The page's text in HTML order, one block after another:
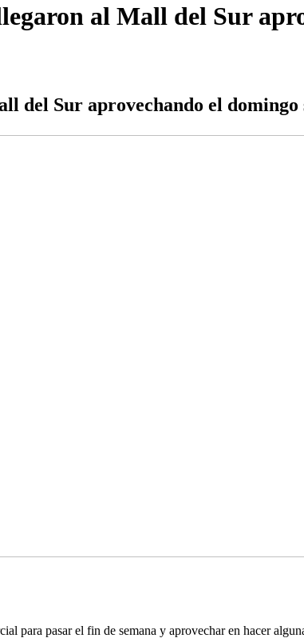
al Mall del Sur
del Sur aprovechando el
para pasar el fin de semana y aprovechar en hacer